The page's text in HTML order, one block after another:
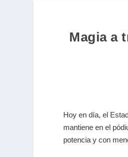
Magia a
Hoy en día, el
mantiene en el
potencia y con